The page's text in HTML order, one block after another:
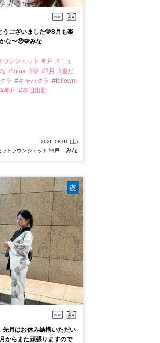
うございました🩷8月も楽
な〜🥺🩷みな
ウンジェット 神戸 #ニュ
#mina #🩷 #8月
#夏だ
ラ #キャバクラ #followm
#神戸 #本日出勤
2026.08.01 (土)
ットラウンジェット 神戸
みな
夜
先月はお休み結構いただい
からまた頑張りますので